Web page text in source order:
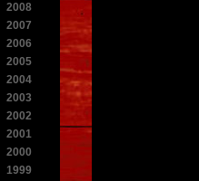
2008
2007
2006
2005
2004
2003
2002
2001
2000
1999